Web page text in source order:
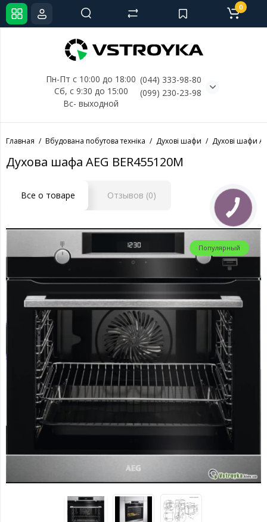
Пн-Пт с 10:00 до 18:00
Сб, с 9:30 до 15:00
Вс- выходной
(044) 333-98-80
(099) 230-23-98
0
Главная Вбудована побутова техніка Духові шафи Духові шафи
Духова шафа AEG BER455120M
Все о товаре Отзывов (0)
Популярный